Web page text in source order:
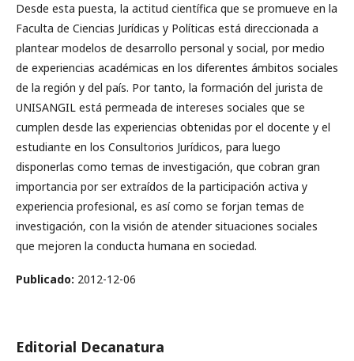
Desde esta puesta, la actitud científica que se promueve en la
Faculta de Ciencias Jurídicas y Políticas está direccionada a
plantear modelos de desarrollo personal y social, por medio
de experiencias académicas en los diferentes ámbitos sociales
de la región y del país. Por tanto, la formación del jurista de
UNISANGIL está permeada de intereses sociales que se
cumplen desde las experiencias obtenidas por el docente y el
estudiante en los Consultorios Jurídicos, para luego
disponerlas como temas de investigación, que cobran gran
importancia por ser extraídos de la participación activa y
experiencia profesional, es así como se forjan temas de
investigación, con la visión de atender situaciones sociales
que mejoren la conducta humana en sociedad.
Publicado: 2012-12-06
Editorial Decanatura